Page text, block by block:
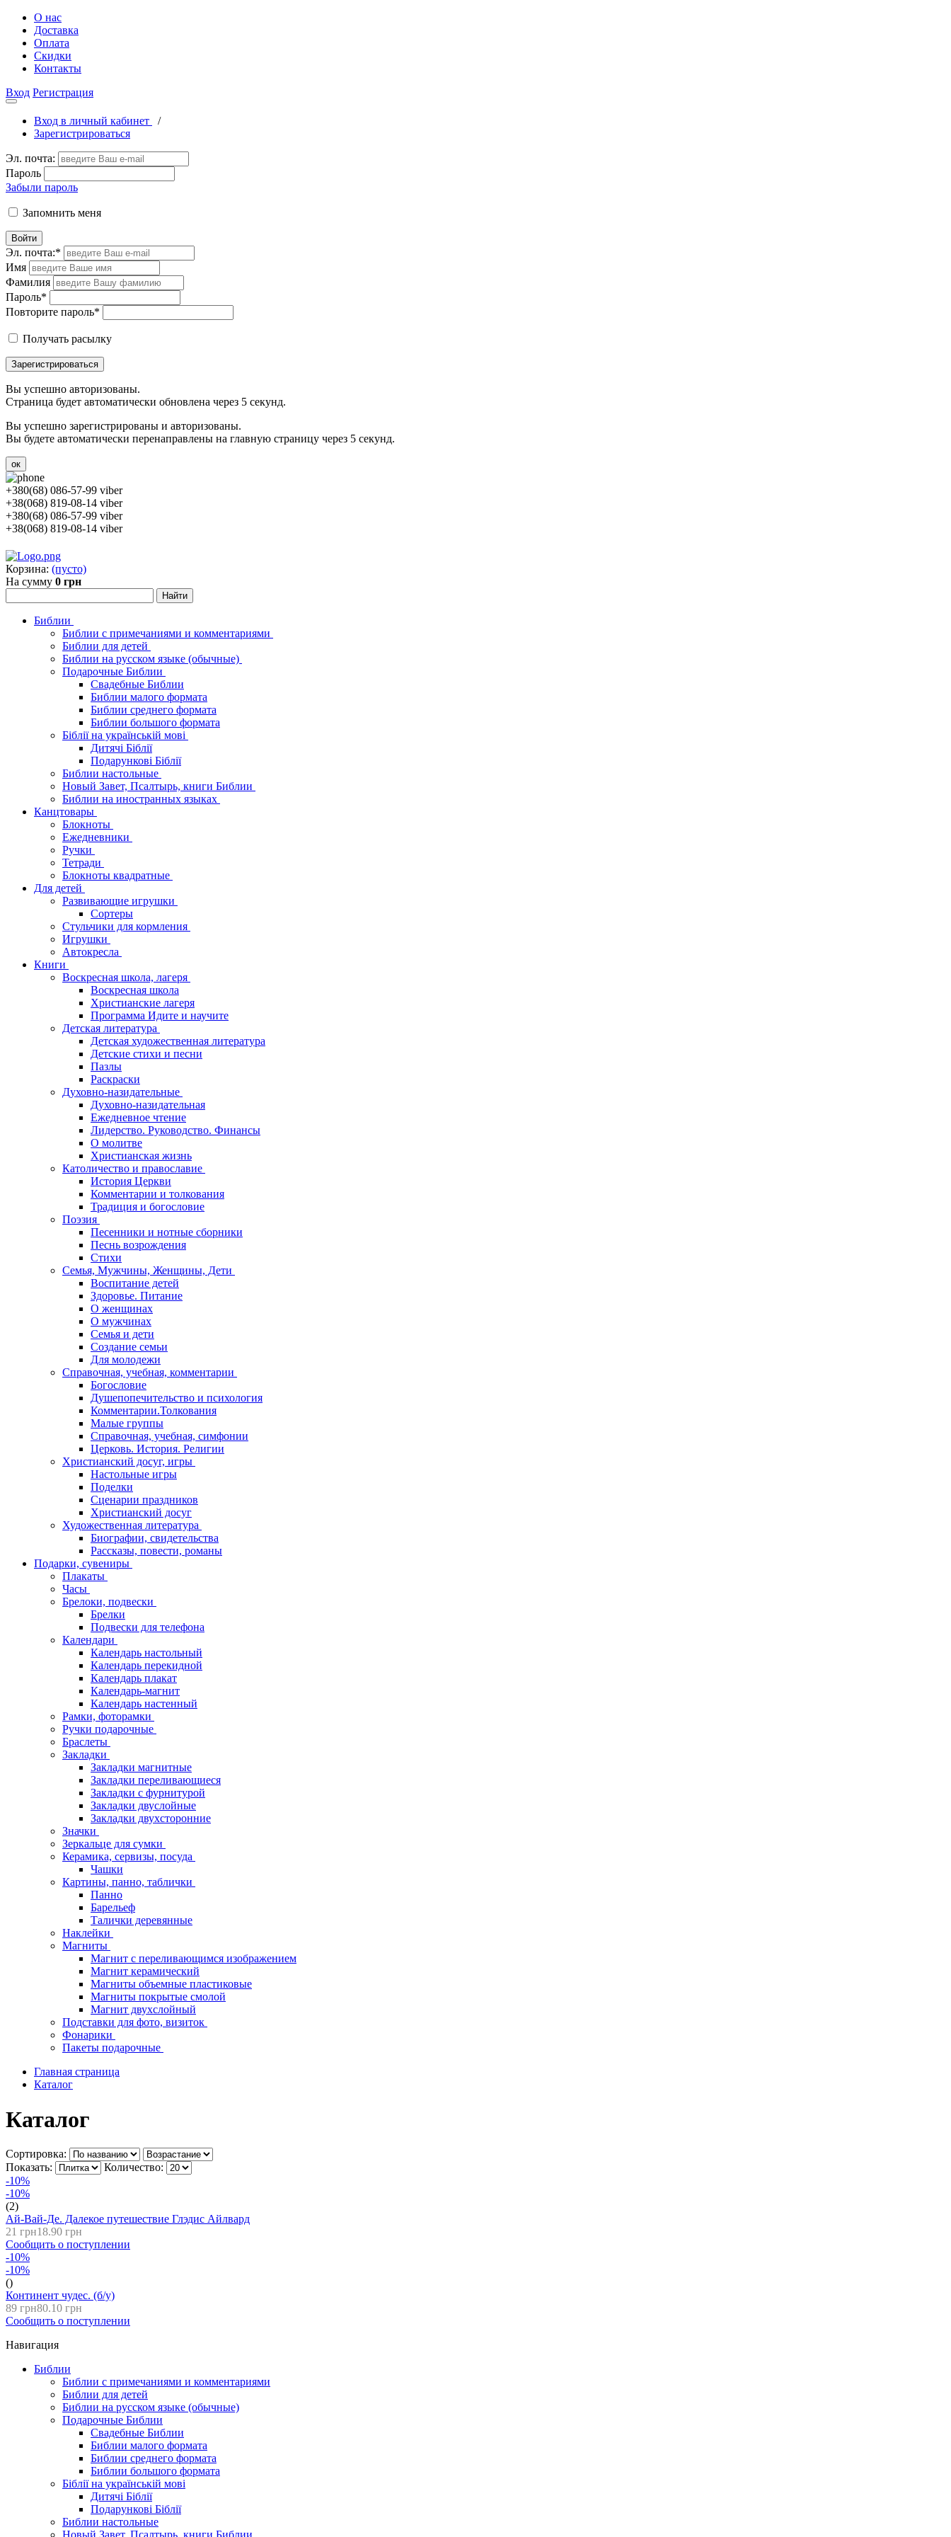
О нас
Доставка
Оплата
Скидки
Контакты
Вход Регистрация
Вход в личный кабинет
/
Зарегистрироваться
Эл. почта:
Пароль
Забыли пароль
Запомнить меня
Войти
Эл. почта:*
Имя
Фамилия
Пароль*
Повторите пароль*
Получать расылку
Зарегистрироваться
Вы успешно авторизованы.
Страница будет автоматически обновлена через 5 секунд.
Вы успешно зарегистрированы и авторизованы.
Вы будете автоматически перенаправлены на главную страницу через 5 секунд.
ок
+380(68) 086-57-99 viber
+38(068) 819-08-14 viber
+380(68) 086-57-99 viber
+38(068) 819-08-14 viber
Корзина: (пусто)
На сумму 0 грн
Библии
Библии с примечаниями и комментариями
Библии для детей
Библии на русском языке (обычные)
Подарочные Библии
Свадебные Библии
Библии малого формата
Библии среднего формата
Библии большого формата
Біблії на українській мові
Дитячі Біблії
Подарункові Біблії
Библии настольные
Новый Завет, Псалтырь, книги Библии
Библии на иностранных языках
Канцтовары
Блокноты
Ежедневники
Ручки
Тетради
Блокноты квадратные
Для детей
Развивающие игрушки
Сортеры
Стульчики для кормления
Игрушки
Автокресла
Книги
Воскресная школа, лагеря
Воскресная школа
Христианские лагеря
Программа Идите и научите
Детская литература
Детская художественная литература
Детские стихи и песни
Пазлы
Раскраски
Духовно-назидательные
Духовно-назидательная
Ежедневное чтение
Лидерство. Руководство. Финансы
О молитве
Христианская жизнь
Католичество и православие
История Церкви
Комментарии и толкования
Традиция и богословие
Поэзия
Песенники и нотные сборники
Песнь возрождения
Стихи
Семья, Мужчины, Женщины, Дети
Воспитание детей
Здоровье. Питание
О женщинах
О мужчинах
Семья и дети
Создание семьи
Для молодежи
Справочная, учебная, комментарии
Богословие
Душепопечительство и психология
Комментарии.Толкования
Малые группы
Справочная, учебная, симфонии
Церковь. История. Религии
Христианский досуг, игры
Настольные игры
Поделки
Сценарии праздников
Христианский досуг
Художественная литература
Биографии, свидетельства
Рассказы, повести, романы
Подарки, сувениры
Плакаты
Часы
Брелоки, подвески
Брелки
Подвески для телефона
Календари
Календарь настольный
Календарь перекидной
Календарь плакат
Календарь-магнит
Календарь настенный
Рамки, фоторамки
Ручки подарочные
Браслеты
Закладки
Закладки магнитные
Закладки переливающиеся
Закладки с фурнитурой
Закладки двуслойные
Закладки двухсторонние
Значки
Зеркальце для сумки
Керамика, сервизы, посуда
Чашки
Картины, панно, таблички
Панно
Барельеф
Талички деревянные
Наклейки
Магниты
Магнит с переливающимся изображением
Магнит керамический
Магниты объемные пластиковые
Магниты покрытые смолой
Магнит двухслойный
Подставки для фото, визиток
Фонарики
Пакеты подарочные
Главная страница
Каталог
Каталог
Сортировка:
Показать:
Количество:
-10%
-10%
(2)
Ай-Вай-Де. Далекое путешествие Глэдис Айлвард
21 грн18.90 грн
Сообщить о поступлении
-10%
-10%
()
Континент чудес. (б/у)
89 грн80.10 грн
Сообщить о поступлении
Навигация
Библии
Библии с примечаниями и комментариями
Библии для детей
Библии на русском языке (обычные)
Подарочные Библии
Свадебные Библии
Библии малого формата
Библии среднего формата
Библии большого формата
Біблії на українській мові
Дитячі Біблії
Подарункові Біблії
Библии настольные